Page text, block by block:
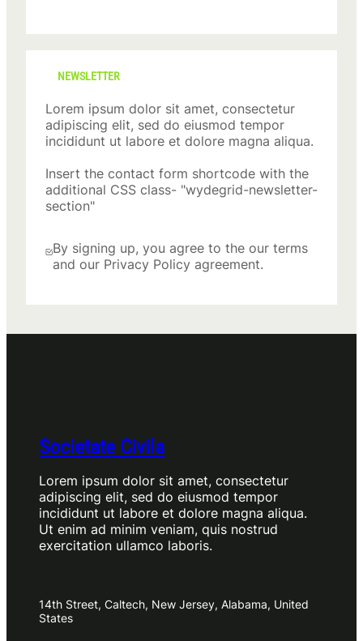
NEWSLETTER
Lorem ipsum dolor sit amet, consectetur
adipiscing elit, sed do eiusmod tempor
incididunt ut labore et dolore magna aliqua.
Insert the contact form shortcode with the
additional CSS class- "wydegrid-newsletter-
section"
By signing up, you agree to the our terms
and our Privacy Policy agreement.
Societate Civila
Lorem ipsum dolor sit amet, consectetur
adipiscing elit, sed do eiusmod tempor
incididunt ut labore et dolore magna aliqua.
Ut enim ad minim veniam, quis nostrud
exercitation ullamco laboris.
14th Street, Caltech, New Jersey, Alabama, United
States